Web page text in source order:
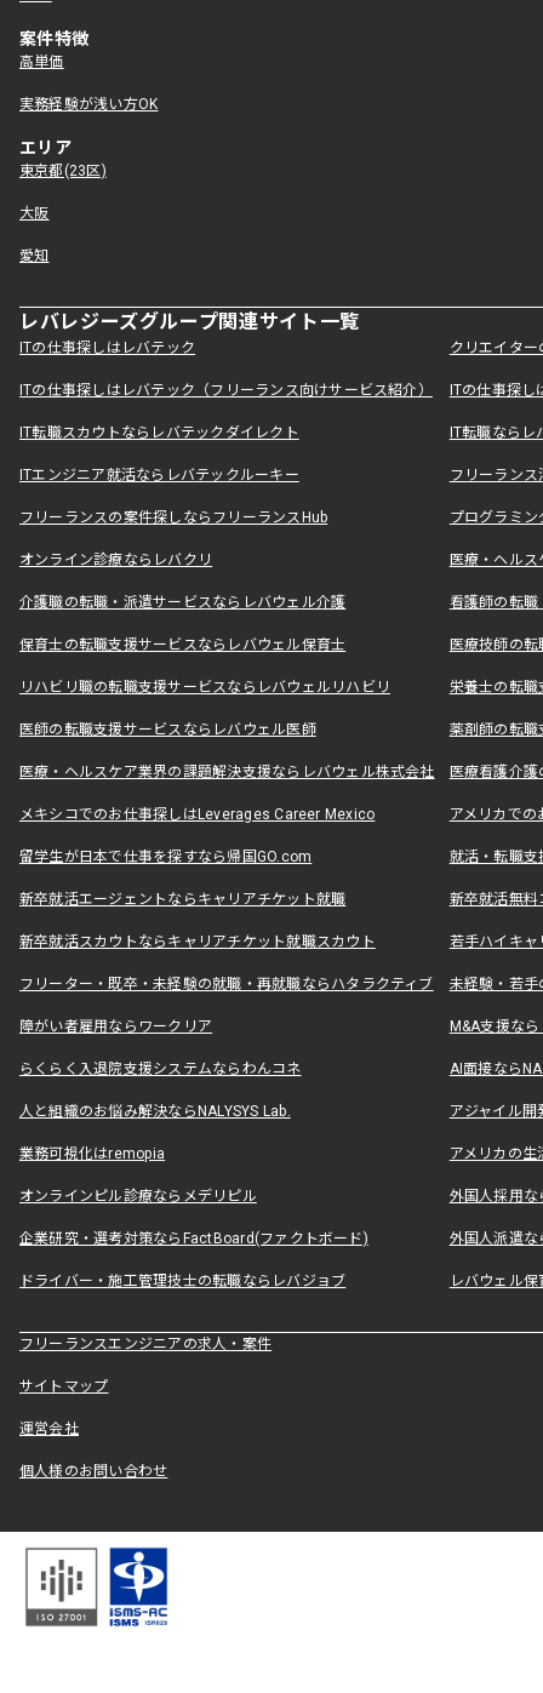
案件特徴
高単価
実務経験が浅い方OK
エリア
東京都(23区)
大阪
愛知
レバレジーズグループ関連サイト一覧
ITの仕事探しはレバテック クリエイタ
ITの仕事探しはレバテック（フリーランス向けサービス紹介） ITの仕事探
IT転職スカウトならレバテックダイレクト IT転職なら
ITエンジニア就活ならレバテックルーキー フリーラン
フリーランスの案件探しならフリーランスHub プログラミ
オンライン診療ならレバクリ 医療・ヘル
介護職の転職・派遣サービスならレバウェル介護 看護師の転
保育士の転職支援サービスならレバウェル保育士 医療技師の
リハビリ職の転職支援サービスならレバウェルリハビリ 栄養士の転
医師の転職支援サービスならレバウェル医師 薬剤師の転
医療・ヘルスケア業界の課題解決支援ならレバウェル株式会社 医療看護介
メキシコでのお仕事探しはLeverages Career Mexico アメリカで
留学生が日本で仕事を探すなら帰国GO.com 就活・転職
新卒就活エージェントならキャリアチケット就職 新卒就活無料
新卒就活スカウトならキャリアチケット就職スカウト 若手ハイキ
フリーター・既卒・未経験の就職・再就職ならハタラクティブ 未経験・若手
障がい者雇用ならワークリア M&A支援な
らくらく入退院支援システムならわんコネ AI面接なら
人と組織のお悩み解決ならNALYSYS Lab. アジャイル
業務可視化はremopia アメリカの
オンラインピル診療ならメデリピル 外国人採用
企業研究・選考対策ならFactBoard(ファクトボード) 外国人派遣な
ドライバー・施工管理技士の転職ならレバジョブ レバウェル
フリーランスエンジニアの求人・案件
サイトマップ
運営会社
個人様のお問い合わせ